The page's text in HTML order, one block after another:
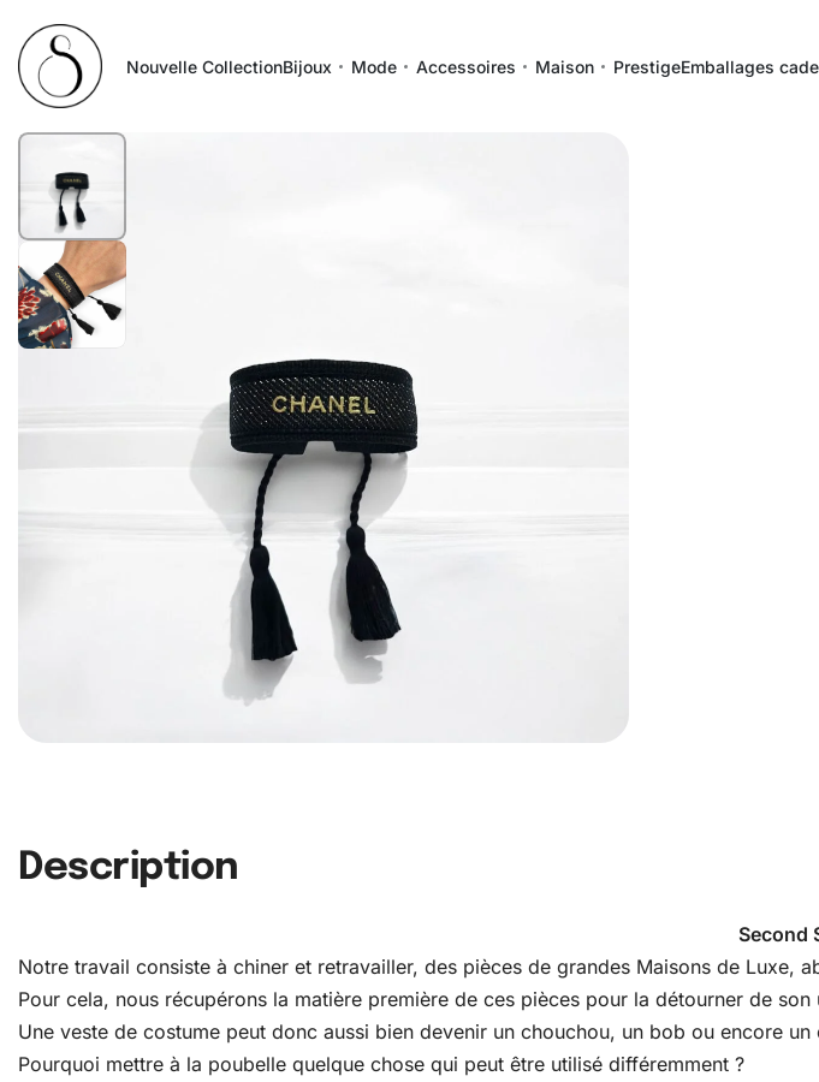
Nouvelle CollectionBijoux Mode Accessoires Maison PrestigeEmballages
Description
Second
Notre travail consiste à chiner et retravailler, des pièces de grandes Maisons de Luxe,
Pour cela, nous récupérons la matière première de ces pièces pour la détourner de son
Une veste de costume peut donc aussi bien devenir un chouchou, un bob ou encore un
Pourquoi mettre à la poubelle quelque chose qui peut être utilisé différemment ?